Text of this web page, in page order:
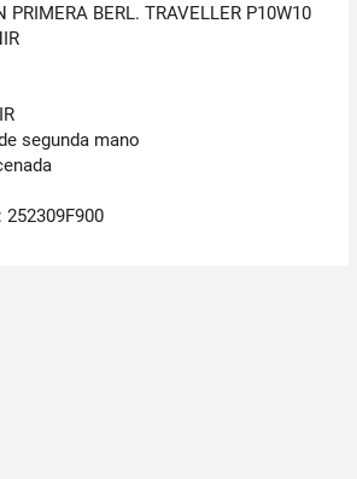
PRIMERA BERL. TRAVELLER P10W10
segunda mano
252309F900